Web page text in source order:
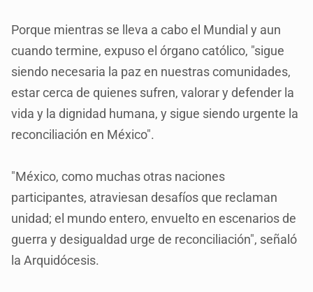
Porque mientras se lleva a cabo el Mundial y aun
cuando termine, expuso el órgano católico, "sigue
siendo necesaria la paz en nuestras comunidades,
estar cerca de quienes sufren, valorar y defender la
vida y la dignidad humana, y sigue siendo urgente la
reconciliación en México".
"México, como muchas otras naciones
participantes, atraviesan desafíos que reclaman
unidad; el mundo entero, envuelto en escenarios de
guerra y desigualdad urge de reconciliación", señaló
la Arquidócesis.